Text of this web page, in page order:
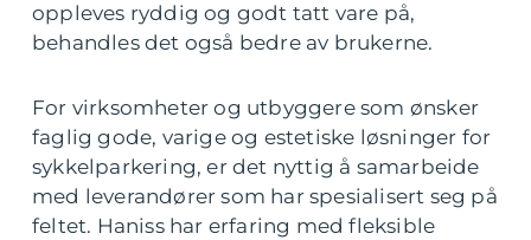
oppleves ryddig og godt tatt vare på,
behandles det også bedre av brukerne.
For virksomheter og utbyggere som ønsker
faglig gode, varige og estetiske løsninger for
sykkelparkering, er det nyttig å samarbeide
med leverandører som har spesialisert seg på
feltet. Haniss har erfaring med fleksible